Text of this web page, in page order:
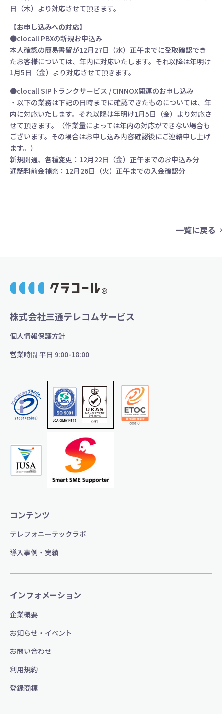
日（木）より対応させて頂きます。
【お申し込みへの対応】
●clocall PBXの新規お申込み
本人確認の簡易書留が12月27日（水）正午までに受取確認でき
たお客様については、年内に対応いたします。それ以降は年明け
1月5日（金）より対応させて頂きます。
●clocall SIPトランクサービス / CINNOX関連のお申し込み
・以下の業務は下記の日時までに確認できたものについては、年
内に対応いたします。それ以降は年明け1月5日（金）より対応さ
せて頂きます。（作業量によっては年内の対応ができない場合も
ございます。その場合はお申し込み内容確認後にご連絡申し上げ
ます。）
新規開通、各種変更：12月22日（金）正午までのお申込み分
通話料前金補充：12月26日（火）正午までの入金確認分
一覧に戻る
株式会社三通テレコムサービス
個人情報保護方針
営業時間 平日 9:00-18:00
コンテンツ
テレフォニーテックラボ
導入事例・実績
インフォメーション
企業概要
お知らせ・イベント
お問い合わせ
利用規約
登録商標